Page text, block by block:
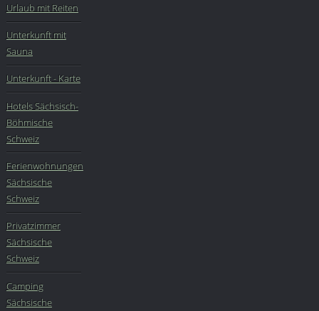
Urlaub mit Reiten
Unterkunft mit
Sauna
Unterkunft - Karte
Hotels Sächsisch-
Böhmische
Schweiz
Ferienwohnungen
Sächsische
Schweiz
Privatzimmer
Sächsische
Schweiz
Camping
Sächsische